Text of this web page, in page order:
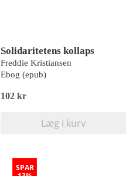
Solidaritetens kollaps
Freddie Kristiansen
Ebog (epub)
102 kr
Læg i kurv
SPAR